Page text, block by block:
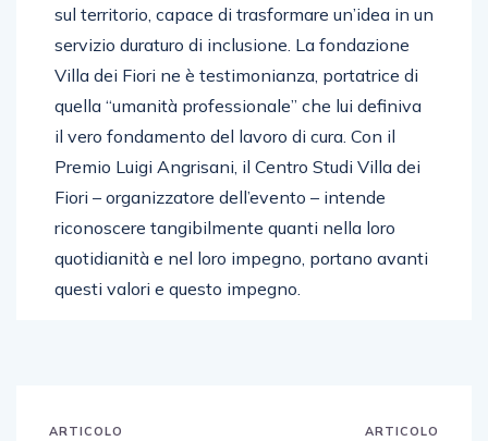
sul territorio, capace di trasformare un’idea in un
servizio duraturo di inclusione. La fondazione
Villa dei Fiori ne è testimonianza, portatrice di
quella “umanità professionale” che lui definiva
il vero fondamento del lavoro di cura. Con il
Premio Luigi Angrisani, il Centro Studi Villa dei
Fiori – organizzatore dell’evento – intende
riconoscere tangibilmente quanti nella loro
quotidianità e nel loro impegno, portano avanti
questi valori e questo impegno.
ARTICOLO
ARTICOLO